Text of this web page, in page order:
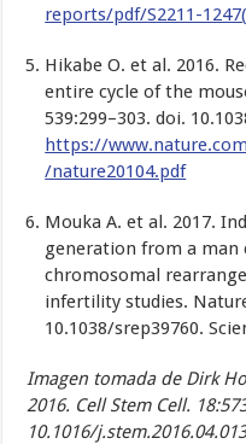
reports/pdf/S2211-
Hikabe O. et al. 2016.
entire cycle of the
539:299–303. doi.
https://
/nature20104.pdf
Mouka A. et al. 2017.
generation from a man
chromosomal
infertility studies.
10.1038/srep39760.
Imagen tomada de Dirk
2016. Cell Stem Cell.
10.1016/